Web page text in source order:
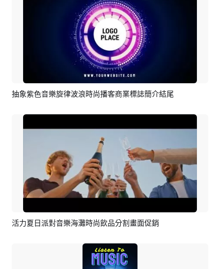
預覽 編輯
抽象紫色音樂旋律波浪時尚播客商業標誌簡介結尾
預覽 AI剪同款
活力夏日派對音樂海灘時尚飲品分割畫面促銷